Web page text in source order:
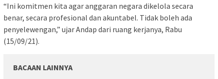
“Ini komitmen kita agar anggaran negara dikelola secara
benar, secara profesional dan akuntabel. Tidak boleh ada
penyelewengan,” ujar Andap dari ruang kerjanya, Rabu
(15/09/21).
BACAAN LAINNYA